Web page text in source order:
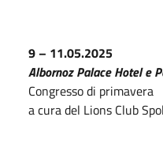
9 – 11.05.2025
Albornoz Palace Hotel e
Congresso di primavera
a cura del Lions Club